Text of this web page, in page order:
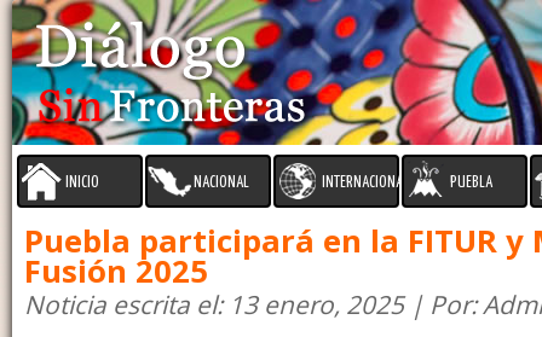
INICIO NACIONAL INTERNACIONAL PUEBLA
Puebla participará en la FITUR y
Fusión 2025
Noticia escrita el: 13 enero, 2025 | Por: